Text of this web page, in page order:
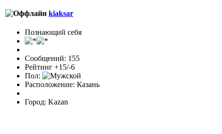
kiaksar
Познающий себя
Сообщений: 155
Рейтинг +15/-6
Пол:
Расположение: Казань
Город: Kazan